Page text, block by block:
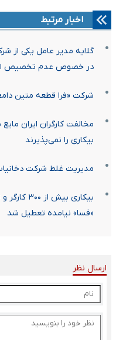
اخبار مرتبط
گلایه مدیر عامل یکی از
در خصوص عدم تخصیص
شرکت «فرا قطعه متین دامغان»
مخالفت کارگران ایران
بیکاری را نمی‌پذیرند
مدیریت غلط شرکت
«فسا» نیامده تعطیل شد
ارسال نظر